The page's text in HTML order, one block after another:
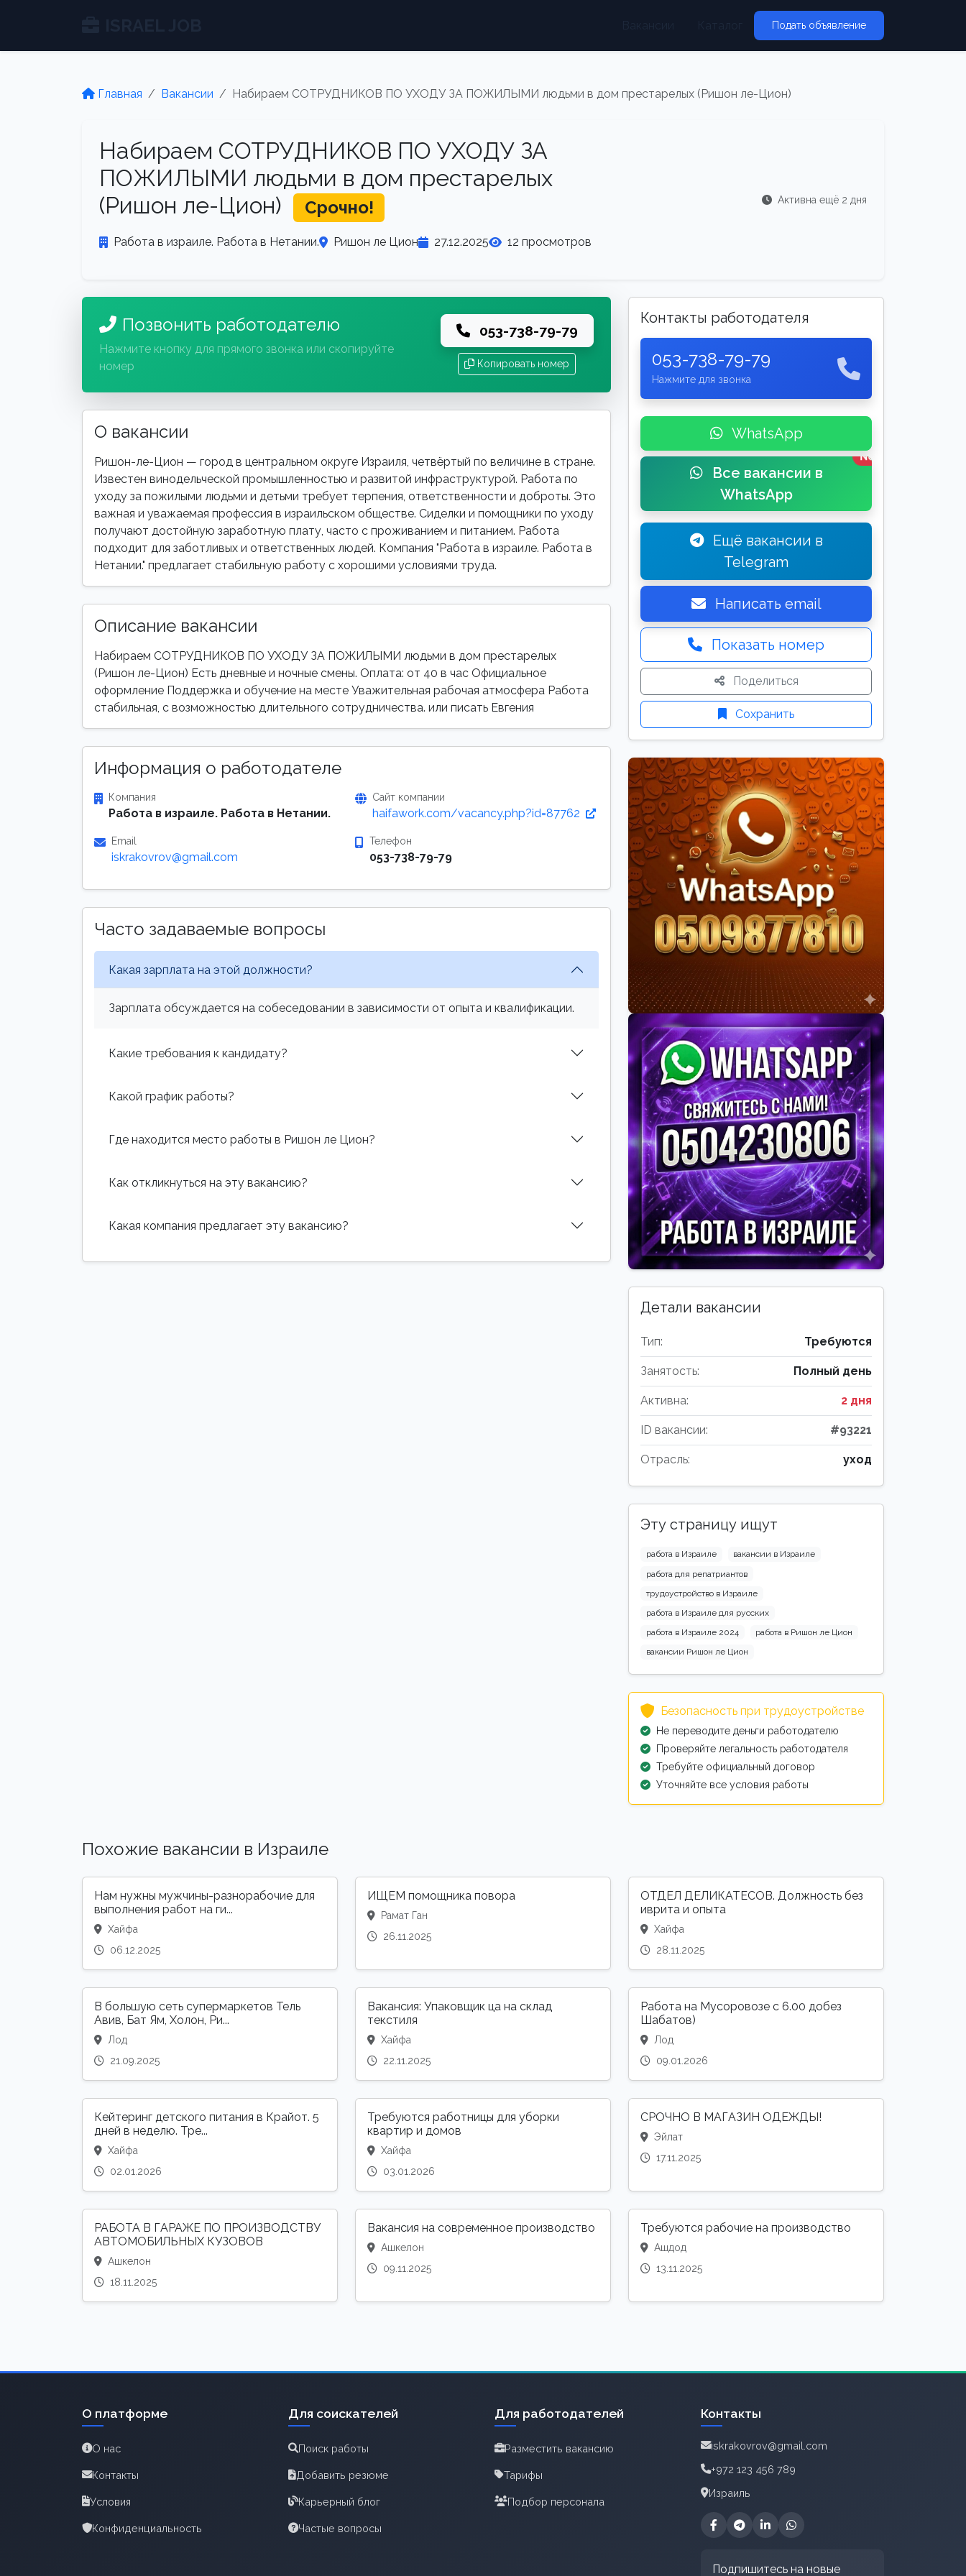
Подать объявление
Главная Вакансии Набираем СОТРУДНИКОВ ПО УХОДУ ЗА ПОЖИЛЫМИ людьми в дом престарелых (Ришон ле-Цион)
Набираем СОТРУДНИКОВ ПО УХОДУ ЗА
ПОЖИЛЫМИ людьми в дом престарелых
(Ришон ле-Цион)
Срочно!
Работа в израиле. Работа в Нетании. Ришон ле Цион 27.12.2025 12 просмотров
Активна ещё 2 дня
Позвонить работодателю
Нажмите кнопку для прямого звонка или скопируйте
номер
053-738-79-79
Копировать номер
О вакансии
Ришон-ле-Цион — город в центральном округе Израиля, четвёртый по величине в стране.
Известен винодельческой промышленностью и развитой инфраструктурой. Работа по
уходу за пожилыми людьми и детьми требует терпения, ответственности и доброты. Это
важная и уважаемая профессия в израильском обществе. Сиделки и помощники по уходу
получают достойную заработную плату, часто с проживанием и питанием. Работа
подходит для заботливых и ответственных людей. Компания "Работа в израиле. Работа в
Нетании." предлагает стабильную работу с хорошими условиями труда.
Описание вакансии
Набираем СОТРУДНИКОВ ПО УХОДУ ЗА ПОЖИЛЫМИ людьми в дом престарелых
(Ришон ле-Цион) Есть дневные и ночные смены. Оплата: от 40 в час Официальное
оформление Поддержка и обучение на месте Уважительная рабочая атмосфера Работа
стабильная, с возможностью длительного сотрудничества. или писать Евгения
Информация о работодателе
Компания
Работа в израиле. Работа в Нетании.
Сайт компании
haifawork.com/vacancy.php?id=87762
Email
iskrakovrov@gmail.com
Телефон
053-738-79-79
Часто задаваемые вопросы
Какая зарплата на этой должности?
Зарплата обсуждается на собеседовании в зависимости от опыта и квалификации.
Какие требования к кандидату?
Какой график работы?
Где находится место работы в Ришон ле Цион?
Как откликнуться на эту вакансию?
Какая компания предлагает эту вакансию?
Контакты работодателя
053-738-79-79
Нажмите для звонка
WhatsApp
Все вакансии в
WhatsApp
New
Ещё вакансии в
Telegram
Написать email
Показать номер
Поделиться
Сохранить
Детали вакансии
Тип: Требуются
Занятость: Полный день
Активна: 2 дня
ID вакансии: #93221
Отрасль: уход
Эту страницу ищут
работа в Израиле
вакансии в Израиле
работа для репатриантов
трудоустройство в Израиле
работа в Израиле для русских
работа в Израиле 2024
работа в Ришон ле Цион
вакансии Ришон ле Цион
Безопасность при трудоустройстве
Не переводите деньги работодателю
Проверяйте легальность работодателя
Требуйте официальный договор
Уточняйте все условия работы
Похожие вакансии в Израиле
Нам нужны мужчины-разнорабочие для
выполнения работ на ги...
Хайфа
06.12.2025
ИЩЕМ помощника повора
Рамат Ган
26.11.2025
ОТДЕЛ ДЕЛИКАТЕСОВ. Должность без
иврита и опыта
Хайфа
28.11.2025
В большую сеть супермаркетов Тель
Авив, Бат Ям, Холон, Ри...
Лод
21.09.2025
Вакансия: Упаковщик ца на склад
текстиля
Хайфа
22.11.2025
Работа на Мусоровозе с 6.00 добез
Шабатов)
Лод
09.01.2026
Кейтеринг детского питания в Крайот. 5
дней в неделю. Тре...
Хайфа
02.01.2026
Требуются работницы для уборки
квартир и домов
Хайфа
03.01.2026
СРОЧНО В МАГАЗИН ОДЕЖДЫ!
Эйлат
17.11.2025
РАБОТА В ГАРАЖЕ ПО ПРОИЗВОДСТВУ
АВТОМОБИЛЬНЫХ КУЗОВОВ
Ашкелон
18.11.2025
Вакансия на современное производство
Ашкелон
09.11.2025
Требуются рабочие на производство
Ашдод
13.11.2025
О платформе
О нас
Контакты
Условия
Конфиденциальность
Для соискателей
Поиск работы
Добавить резюме
Карьерный блог
Частые вопросы
Для работодателей
Разместить вакансию
Тарифы
Подбор персонала
Контакты
iskrakovrov@gmail.com
+972 123 456 789
Израиль
Подпишитесь на новые